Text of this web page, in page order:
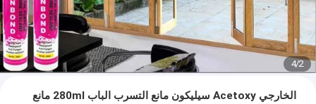
2
/
4
الخارجي Acetoxy سيليكون مانع التسرب الباب 280ml مانع